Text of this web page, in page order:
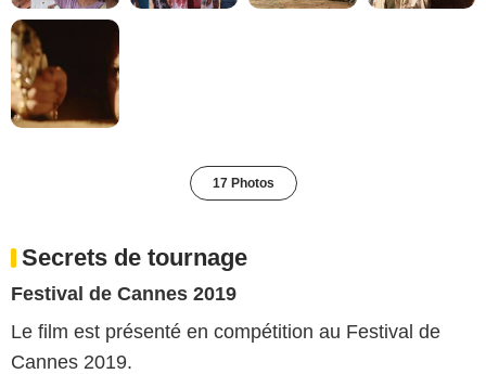
17 Photos
Secrets de tournage
Festival de Cannes 2019
Le film est présenté en compétition au Festival de
Cannes 2019.